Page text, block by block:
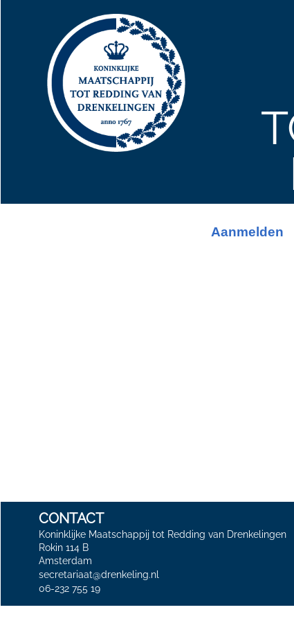
Aanmelden
CONTACT
Koninklijke Maatschappij tot Redding van Drenkelingen
Rokin 114 B
Amsterdam
secretariaat@drenkeling.nl
06-232 755 19